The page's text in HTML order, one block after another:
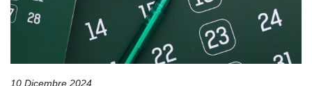
10 Dicembre 2024